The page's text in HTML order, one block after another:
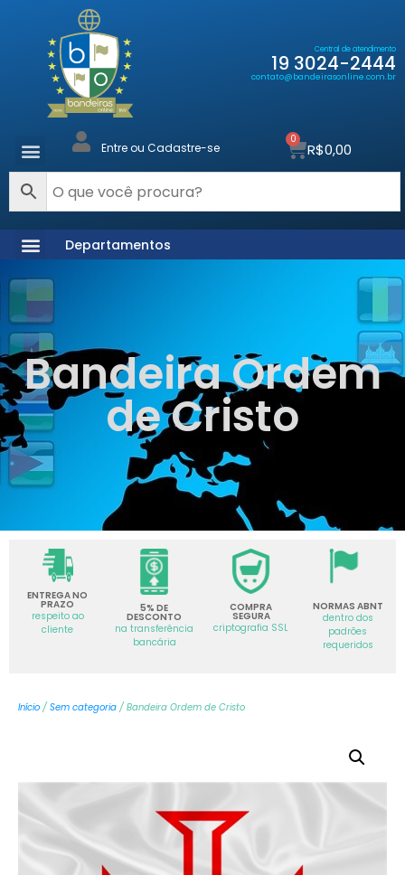
Central de atendimento
19 3024-2444
contato@bandeirasonline.com.br
Entre ou Cadastre-se R$0,00
0
Departamentos
Bandeira Ordem
de Cristo
ENTREGA NO
PRAZO
respeito ao
cliente
5% DE
DESCONTO
na transferência
bancária
COMPRA
SEGURA
criptografia SSL
NORMAS ABNT
dentro dos
padrões
requeridos
Início / Sem categoria / Bandeira Ordem de Cristo